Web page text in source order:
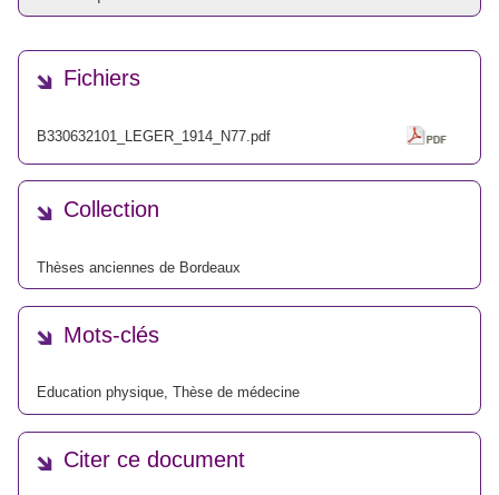
Fichiers
B330632101_LEGER_1914_N77.pdf
Collection
Thèses anciennes de Bordeaux
Mots-clés
Education physique, Thèse de médecine
Citer ce document